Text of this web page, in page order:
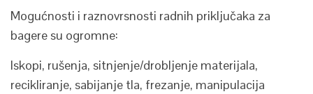
Mogućnosti i raznovrsnosti radnih priključaka za
bagere su ogromne:
Iskopi, rušenja, sitnjenje/drobljenje materijala,
recikliranje, sabijanje tla, frezanje, manipulacija